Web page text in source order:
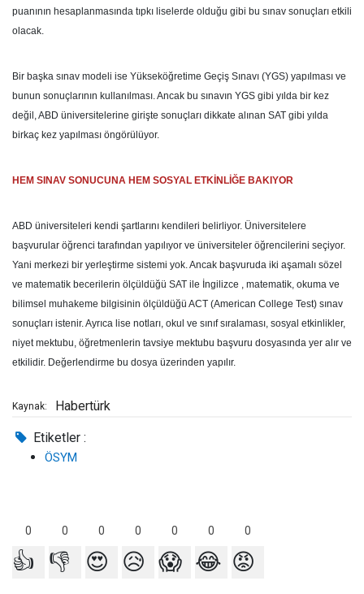
puanının hesaplanmasında tıpkı liselerde olduğu gibi bu sınav sonuçları etkili
olacak.
Bir başka sınav modeli ise Yükseköğretime Geçiş Sınavı (YGS) yapılması ve
bunun sonuçlarının kullanılması. Ancak bu sınavın YGS gibi yılda bir kez
değil, ABD üniversitelerine girişte sonuçları dikkate alınan SAT gibi yılda
birkaç kez yapılması öngörülüyor.
HEM SINAV SONUCUNA HEM SOSYAL ETKİNLİĞE BAKIYOR
ABD üniversiteleri kendi şartlarını kendileri belirliyor. Üniversitelere
başvurular öğrenci tarafından yapılıyor ve üniversiteler öğrencilerini seçiyor.
Yani merkezi bir yerleştirme sistemi yok. Ancak başvuruda iki aşamalı sözel
ve matematik becerilerin ölçüldüğü SAT ile İngilizce , matematik, okuma ve
bilimsel muhakeme bilgisinin ölçüldüğü ACT (American College Test) sınav
sonuçları istenir. Ayrıca lise notları, okul ve sınıf sıralaması, sosyal etkinlikler,
niyet mektubu, öğretmenlerin tavsiye mektubu başvuru dosyasında yer alır ve
etkilidir. Değerlendirme bu dosya üzerinden yapılır.
Kaynak: Habertürk
Etiketler :
ÖSYM
0 0 0 0 0 0 0
👍 👎 😍 😥 😱 😂 😡